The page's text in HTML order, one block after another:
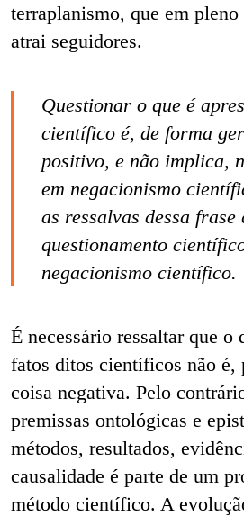
terraplanismo, que em
atrai seguidores.
Questionar o que é
científico é, de forma
positivo, e não implica,
em negacionismo
as ressalvas dessa frase
questionamento
negacionismo científico.
É necessário ressaltar que o
fatos ditos científicos não é,
coisa negativa. Pelo
premissas ontológicas e
métodos, resultados,
causalidade é parte de um
método científico. A